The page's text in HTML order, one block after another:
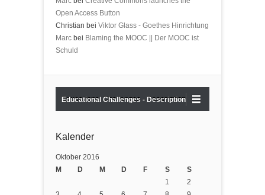
Open Access Button
Christian bei Viktor Glass - Goethes Hinrichtung
Marc bei Blaming the MOOC || Der MOOC ist
Schuld
Educational Challenges - Description
Kalender
Oktober 2016
M
D M D F S S
1
2